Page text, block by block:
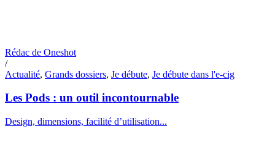
Rédac de Oneshot
/
Actualité, Grands dossiers, Je débute, Je débute dans l'e-cig
Les Pods : un outil incontournable
Design, dimensions, facilité d’utilisation...